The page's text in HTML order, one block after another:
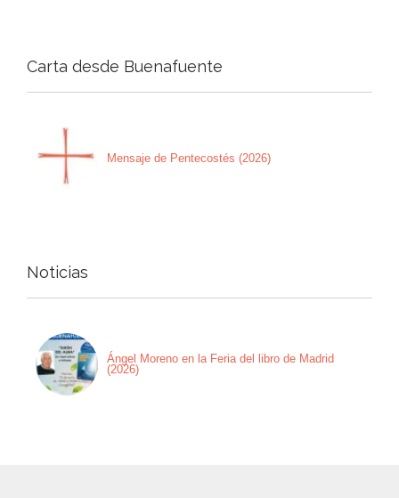
Carta desde Buenafuente
Mensaje de Pentecostés (2026)
Noticias
Ángel Moreno en la Feria del libro de Madrid
(2026)